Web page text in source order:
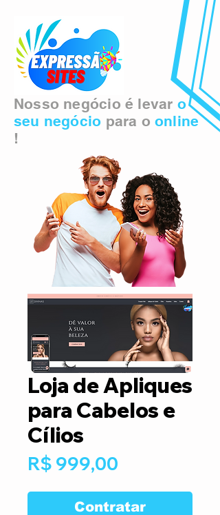
Nosso negócio é levar o
seu negócio para o online
!
Loja de Apliques
para Cabelos e
Cílios
R$ 999,00
Contratar